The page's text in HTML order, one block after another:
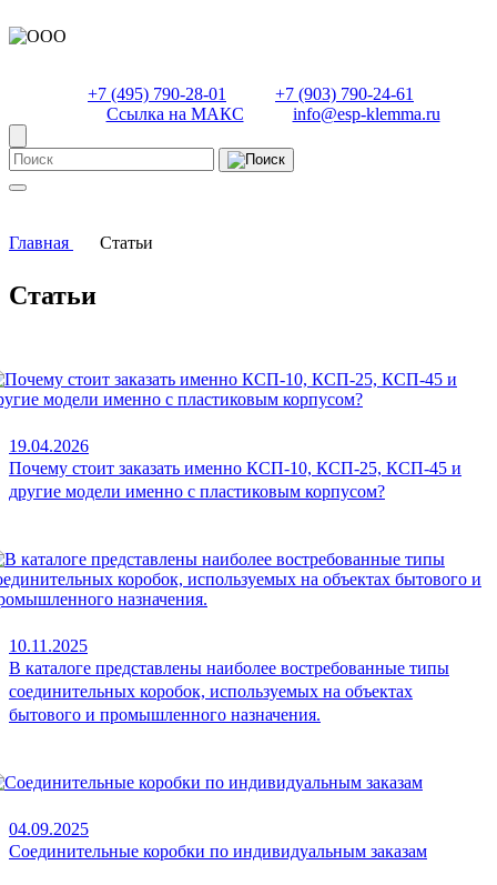
+7 (495) 790-28-01
+7 (903) 790-24-61
Ссылка на МАКС
info@esp-klemma.ru
Главная Статьи
Статьи
19.04.2026
Почему стоит заказать именно КСП-10, КСП-25, КСП-45 и
другие модели именно с пластиковым корпусом?
10.11.2025
В каталоге представлены наиболее востребованные типы
соединительных коробок, используемых на объектах
бытового и промышленного назначения.
04.09.2025
Соединительные коробки по индивидуальным заказам